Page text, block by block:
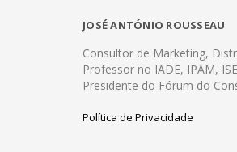
JOSÉ ANTÓNIO ROUSSEAU
Consultor de Marketing,
Professor no IADE, IPAM,
Presidente do Fórum do
Política de Privacidade